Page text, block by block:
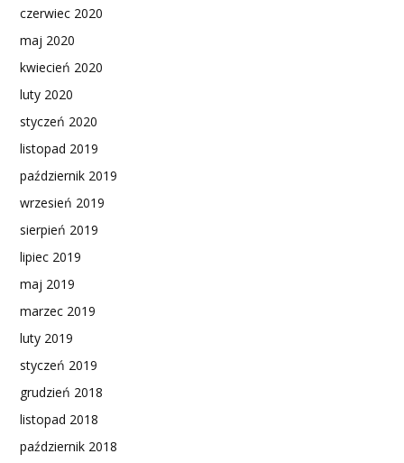
czerwiec 2020
maj 2020
kwiecień 2020
luty 2020
styczeń 2020
listopad 2019
październik 2019
wrzesień 2019
sierpień 2019
lipiec 2019
maj 2019
marzec 2019
luty 2019
styczeń 2019
grudzień 2018
listopad 2018
październik 2018